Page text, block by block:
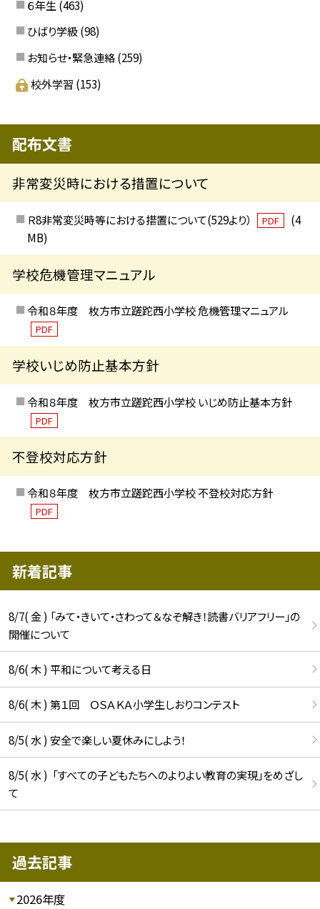
６年生 (463)
ひばり学級 (98)
お知らせ・緊急連絡 (259)
校外学習 (153)
配布文書
非常変災時における措置について
Ｒ8非常変災時等における措置について(529より） PDF
(4
MB)
学校危機管理マニュアル
令和８年度 枚方市立蹉跎西小学校 危機管理マニュアル
PDF
学校いじめ防止基本方針
令和８年度 枚方市立蹉跎西小学校 いじめ防止基本方針
PDF
不登校対応方針
令和８年度 枚方市立蹉跎西小学校 不登校対応方針
PDF
新着記事
8/7( 金 ) 「みて・きいて・さわって＆なぞ解き！読書バリアフリー」の
開催について
8/6( 木 ) 平和について考える日
8/6( 木 ) 第１回 ＯＳＡＫＡ小学生しおりコンテスト
8/5( 水 ) 安全で楽しい夏休みにしよう！
8/5( 水 ) 「すべての子どもたちへのよりよい教育の実現」をめざし
て
過去記事
2026年度